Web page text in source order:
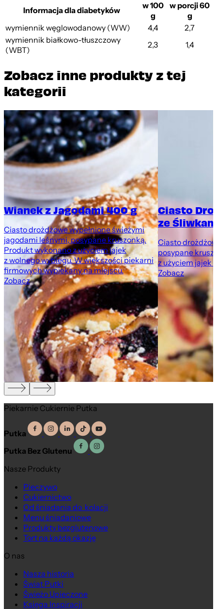
Informacja dla diabetyków
w 100
g
w porcji 60
g
wymiennik węglowodanowy (WW)
4,4
2,7
wymiennik białkowo-tłuszczowy
(WBT)
2,3 1,4
Zobacz inne produkty z tej
kategorii
Wianek z Jagodami 400 g
Ciasto drożdżowe wypełnione świeżymi
jagodami leśnymi, posypane kruszonką.
Produkt wykonano z użyciem jajek
z wolnego wybiegu. W większości piekarni
firmowych wypiekany na miejscu.
Zobacz
Ciasto
ze
Ciasto
posypane
z użyciem jajek
Zobacz
Piekarnie Cukiernie Putka
Putka
Putka Bez Glutenu
Nasze Produkty
Pieczywo
Cukiernictwo
Od śniadania do kolacji
Menu śniadaniowe
Produkty bezglutenowe
Tort na każdą okazję
O nas
Nasza historia
Świat Putki
Świeżo Upieczone
Księga Inspiracji